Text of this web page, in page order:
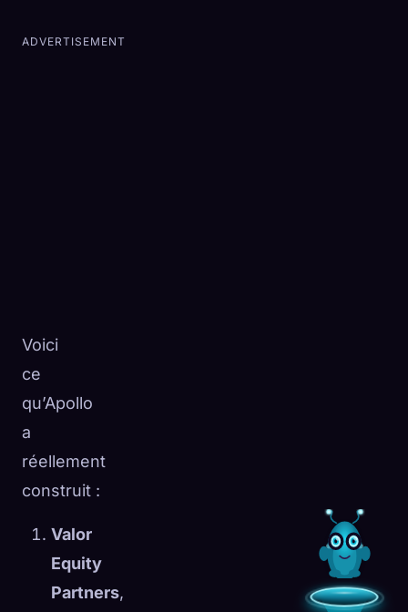
ADVERTISEMENT
Voici
ce
qu’Apollo
a
réellement
construit :
Valor
Equity
Partners,